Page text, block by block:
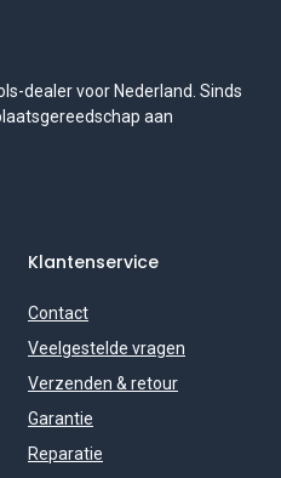
dealer voor Nederland. Sinds
aan
Klantenservice
Contact
Veelgestelde vragen
Verzenden & retour
Garantie
Reparatie